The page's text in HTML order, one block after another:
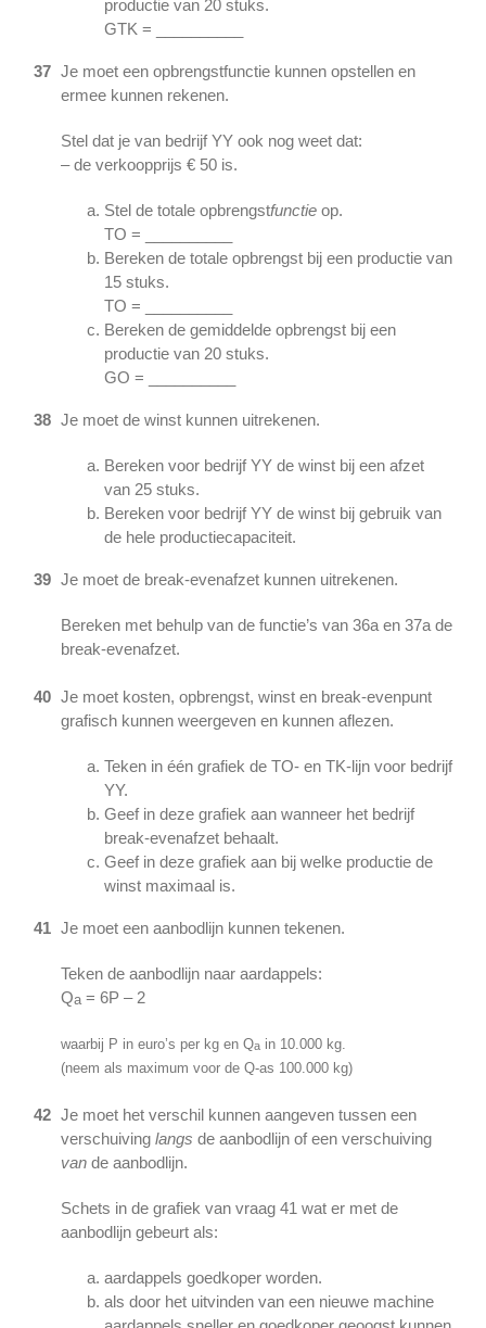
productie van 20 stuks.
GTK = __________
37 Je moet een opbrengstfunctie kunnen opstellen en
ermee kunnen rekenen.
Stel dat je van bedrijf YY ook nog weet dat:
– de verkoopprijs € 50 is.
Stel de totale opbrengstfunctie op.
TO = __________
Bereken de totale opbrengst bij een productie van
15 stuks.
TO = __________
Bereken de gemiddelde opbrengst bij een
productie van 20 stuks.
GO = __________
38 Je moet de winst kunnen uitrekenen.
Bereken voor bedrijf YY de winst bij een afzet
van 25 stuks.
Bereken voor bedrijf YY de winst bij gebruik van
de hele productiecapaciteit.
39 Je moet de break-evenafzet kunnen uitrekenen.
Bereken met behulp van de functie’s van 36a en 37a de
break-evenafzet.
40 Je moet kosten, opbrengst, winst en break-evenpunt
grafisch kunnen weergeven en kunnen aflezen.
Teken in één grafiek de TO- en TK-lijn voor bedrijf
YY.
Geef in deze grafiek aan wanneer het bedrijf
break-evenafzet behaalt.
Geef in deze grafiek aan bij welke productie de
winst maximaal is.
41 Je moet een aanbodlijn kunnen tekenen.
Teken de aanbodlijn naar aardappels:
Qa = 6P – 2
waarbij P in euro’s per kg en Qa in 10.000 kg.
(neem als maximum voor de Q-as 100.000 kg)
42 Je moet het verschil kunnen aangeven tussen een
verschuiving langs de aanbodlijn of een verschuiving
van de aanbodlijn.
Schets in de grafiek van vraag 41 wat er met de
aanbodlijn gebeurt als:
aardappels goedkoper worden.
als door het uitvinden van een nieuwe machine